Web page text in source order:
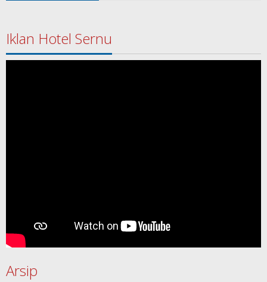
Iklan Hotel Sernu
Arsip